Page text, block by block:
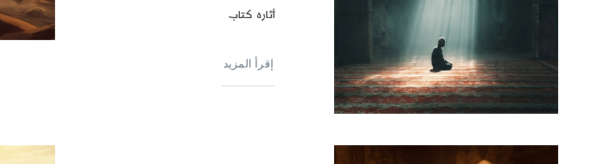
أثاره كتاب
إقرأ المزيد